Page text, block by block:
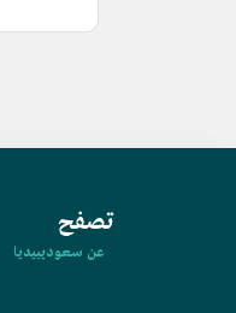
تصفح
عن سعوديبيديا